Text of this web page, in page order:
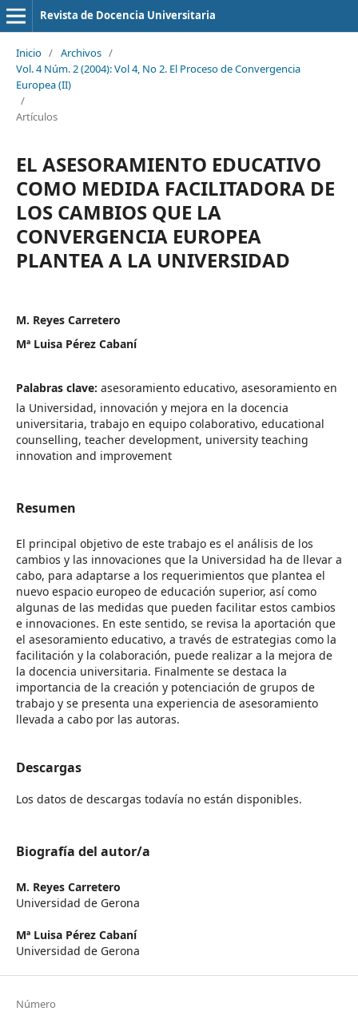
Revista de Docencia Universitaria
Inicio / Archivos /
Vol. 4 Núm. 2 (2004): Vol 4, No 2. El Proceso de Convergencia
Europea (II)
/
Artículos
EL ASESORAMIENTO EDUCATIVO
COMO MEDIDA FACILITADORA DE
LOS CAMBIOS QUE LA
CONVERGENCIA EUROPEA
PLANTEA A LA UNIVERSIDAD
M. Reyes Carretero
Mª Luisa Pérez Cabaní
Palabras clave: asesoramiento educativo, asesoramiento en
la Universidad, innovación y mejora en la docencia
universitaria, trabajo en equipo colaborativo, educational
counselling, teacher development, university teaching
innovation and improvement
Resumen
El principal objetivo de este trabajo es el análisis de los
cambios y las innovaciones que la Universidad ha de llevar a
cabo, para adaptarse a los requerimientos que plantea el
nuevo espacio europeo de educación superior, así como
algunas de las medidas que pueden facilitar estos cambios
e innovaciones. En este sentido, se revisa la aportación que
el asesoramiento educativo, a través de estrategias como la
facilitación y la colaboración, puede realizar a la mejora de
la docencia universitaria. Finalmente se destaca la
importancia de la creación y potenciación de grupos de
trabajo y se presenta una experiencia de asesoramiento
llevada a cabo por las autoras.
Descargas
Los datos de descargas todavía no están disponibles.
Biografía del autor/a
M. Reyes Carretero
Universidad de Gerona
Mª Luisa Pérez Cabaní
Universidad de Gerona
Número